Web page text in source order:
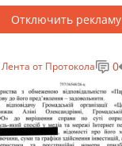
Отключить рекламу
Лента от Протокола 0